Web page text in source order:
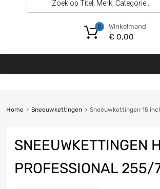
Winkelmand
€0,00
0
Home Sneeuwkettingen Sneeuwkettingen 15
SNEEUWKETTINGEN
PROFESSIONAL 255/